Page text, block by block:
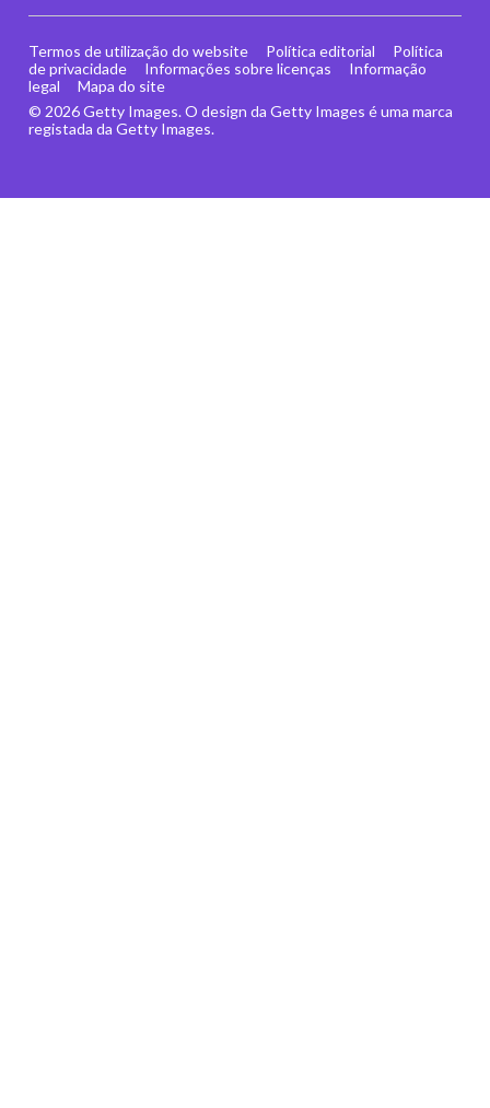
© 2026 Getty Images. O design da Getty Images é uma marca
registada da Getty Images.
Termos de utilização do website Política editorial
Política
de privacidade
Informações sobre licenças
Informação
legal
Mapa do site